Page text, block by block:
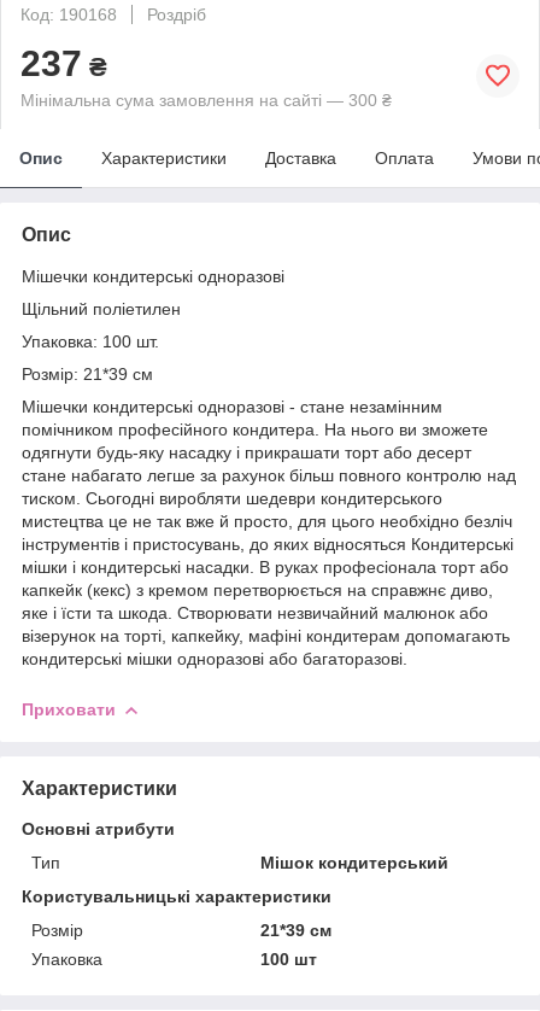
Код: 190168
Роздріб
237 ₴
Мінімальна сума замовлення на сайті — 300 ₴
Опис Характеристики Доставка Оплата Умови
Опис
Мішечки кондитерські одноразові
Щільний поліетилен
Упаковка: 100 шт.
Розмір: 21*39 см
Мішечки кондитерські одноразові - стане незамінним
помічником професійного кондитера. На нього ви зможете
одягнути будь-яку насадку і прикрашати торт або десерт
стане набагато легше за рахунок більш повного контролю над
тиском. Сьогодні виробляти шедеври кондитерського
мистецтва це не так вже й просто, для цього необхідно безліч
інструментів і пристосувань, до яких відносяться Кондитерські
мішки і кондитерські насадки. В руках професіонала торт або
капкейк (кекс) з кремом перетворюється на справжнє диво,
яке і їсти та шкода. Створювати незвичайний малюнок або
візерунок на торті, капкейку, мафіні кондитерам допомагають
кондитерські мішки одноразові або багаторазові.
Приховати
Характеристики
Основні атрибути
Тип
Мішок кондитерський
Користувальницькі характеристики
Розмір
21*39 см
Упаковка
100 шт